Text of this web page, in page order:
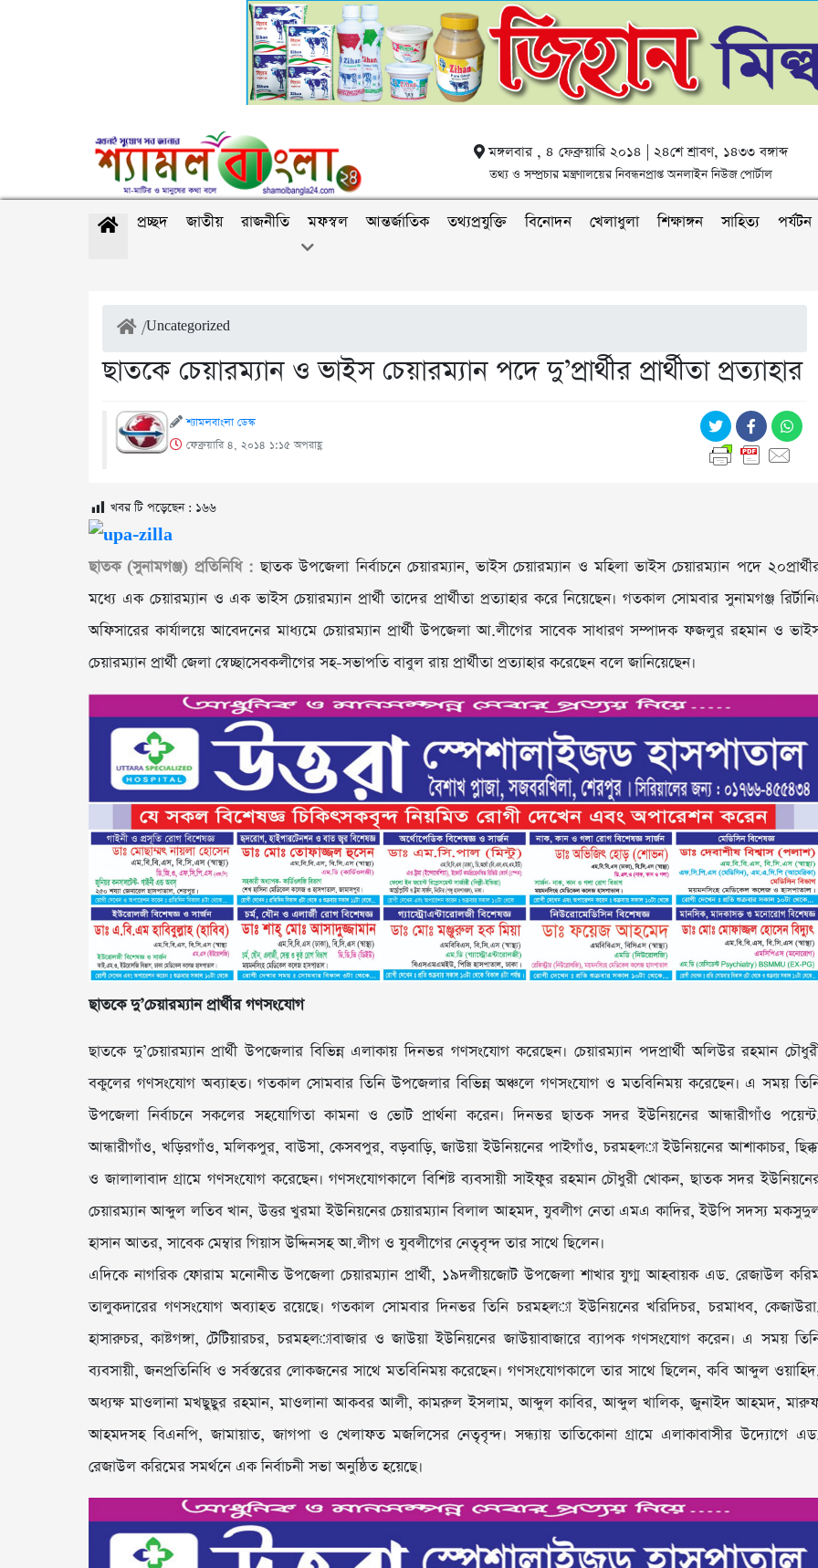
মঙ্গলবার , ৪ ফেব্রুয়ারি ২০১৪ | ২৪শে শ্রাবণ, ১৪৩৩ বঙ্গাব্দ
তথ্য ও সম্প্রচার মন্ত্রণালয়ের নিবন্ধনপ্রাপ্ত অনলাইন নিউজ পোর্টাল
প্রচ্ছদ জাতীয় রাজনীতি মফস্বল আন্তর্জাতিক তথ্যপ্রযুক্তি বিনোদন খেলাধুলা শিক্ষাঙ্গন সাহিত্য পর্যটন
/Uncategorized
ছাতকে চেয়ারম্যান ও ভাইস চেয়ারম্যান পদে দু’প্রার্থীর প্রার্থীতা প্রত্যাহার
শ্যামলবাংলা ডেস্ক
ফেব্রুয়ারি ৪, ২০১৪ ১:১৫ অপরাহ্ণ
খবর টি পড়েছেন : ১৬৬
ছাতক (সুনামগঞ্জ) প্রতিনিধি : ছাতক উপজেলা নির্বাচনে চেয়ারম্যান, ভাইস চেয়ারম্যান ও মহিলা ভাইস চেয়ারম্যান পদে
মধ্যে এক চেয়ারম্যান ও এক ভাইস চেয়ারম্যান প্রার্থী তাদের প্রার্থীতা প্রত্যাহার করে নিয়েছেন। গতকাল সোমবার সুনামগঞ্জ
অফিসারের কার্যালয়ে আবেদনের মাধ্যমে চেয়ারম্যান প্রার্থী উপজেলা আ.লীগের সাবেক সাধারণ সম্পাদক ফজলুর রহমান ও
চেয়ারম্যান প্রার্থী জেলা স্বেচ্ছাসেবকলীগের সহ-সভাপতি বাবুল রায় প্রার্থীতা প্রত্যাহার করেছেন বলে জানিয়েছেন।
ছাতকে দু’চেয়ারম্যান প্রার্থীর গণসংযোগ
ছাতকে দু’চেয়ারম্যান প্রার্থী উপজেলার বিভিন্ন এলাকায় দিনভর গণসংযোগ করেছেন। চেয়ারম্যান পদপ্রার্থী অলিউর রহমান
বকুলের গণসংযোগ অব্যাহত। গতকাল সোমবার তিনি উপজেলার বিভিন্ন অঞ্চলে গণসংযোগ ও মতবিনিময় করেছেন। এ সময়
উপজেলা নির্বাচনে সকলের সহযোগিতা কামনা ও ভোট প্রার্থনা করেন। দিনভর ছাতক সদর ইউনিয়নের আন্ধারীগাঁও
আন্ধারীগাঁও, খড়িরগাঁও, মলি­কপুর, বাউসা, কেসবপুর, বড়বাড়ি, জাউয়া ইউনিয়নের পাইগাঁও, চরমহল­া ইউনিয়নের আশাকাচর,
ও জালালাবাদ গ্রামে গণসংযোগ করেছেন। গণসংযোগকালে বিশিষ্ট ব্যবসায়ী সাইফুর রহমান চৌধুরী খোকন, ছাতক সদর
চেয়ারম্যান আব্দুল লতিব খান, উত্তর খুরমা ইউনিয়নের চেয়ারম্যান বিল­াল আহমদ, যুবলীগ নেতা এমএ কাদির, ইউপি সদস্য
হাসান আতর, সাবেক মেম্বার গিয়াস উদ্দিনসহ আ.লীগ ও যুবলীগের নেতৃবৃন্দ তার সাথে ছিলেন।
এদিকে নাগরিক ফোরাম মনোনীত উপজেলা চেয়ারম্যান প্রার্থী, ১৯দলীয়জোট উপজেলা শাখার যুগ্ম আহবায়ক এড. রেজাউল
তালুকদারের গণসংযোগ অব্যাহত রয়েছে। গতকাল সোমবার দিনভর তিনি চরমহল­া ইউনিয়নের খরিদিচর, চরমাধব,
হাসারুচর, কাষ্টগঙ্গা, টেটিয়ারচর, চরমহল­াবাজার ও জাউয়া ইউনিয়নের জাউয়াবাজারে ব্যাপক গণসংযোগ করেন। এ সময়
ব্যবসায়ী, জনপ্রতিনিধি ও সর্বস্তরের লোকজনের সাথে মতবিনিময় করেছেন। গণসংযোগকালে তার সাথে ছিলেন, কবি আব্দুল
অধ্যক্ষ মাওলানা মখছুছুর রহমান, মাওলানা আকবর আলী, কামরুল ইসলাম, আব্দুল কাবির, আব্দুল খালিক, জুনাইদ আহমদ,
আহমদসহ বিএনপি, জামায়াত, জাগপা ও খেলাফত মজলিসের নেতৃবৃন্দ। সন্ধ্যায় তাতিকোনা গ্রামে এলাকাবাসীর উদ্যোগে
রেজাউল করিমের সমর্থনে এক নির্বাচনী সভা অনুষ্ঠিত হয়েছে।